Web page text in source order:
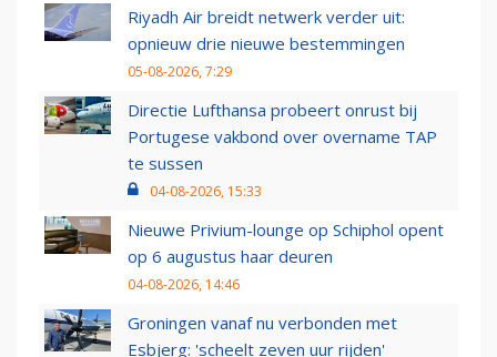
Riyadh Air breidt netwerk verder uit:
opnieuw drie nieuwe bestemmingen
05-08-2026, 7:29
Directie Lufthansa probeert onrust bij
Portugese vakbond over overname TAP
te sussen
04-08-2026, 15:33
Nieuwe Privium-lounge op Schiphol opent
op 6 augustus haar deuren
04-08-2026, 14:46
Groningen vanaf nu verbonden met
Esbjerg: 'scheelt zeven uur rijden'